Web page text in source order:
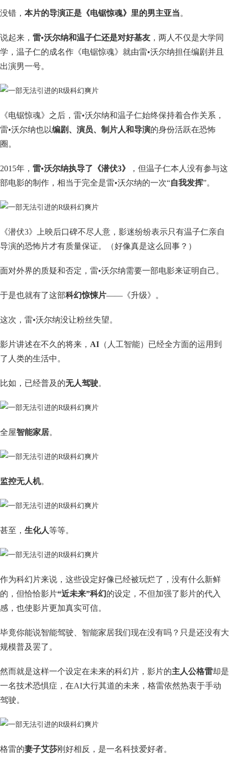
没错， 本片的导演正是《电锯惊魂》里的男主亚当。
说起来， 雷•沃尔纳和温子仁还是对好基友 ，两人不仅是大学同
学，温子仁的成名作《电锯惊魂》就由雷•沃尔纳担任编剧并且
出演男一号。
《电锯惊魂》之后，雷•沃尔纳和温子仁始终保持着合作关系，
雷•沃尔纳也以编剧、演员、制片人和导演的身份活跃在恐怖
圈。
2015年， 雷•沃尔纳执导了《潜伏3》
，但温子仁本人没有参与这
部电影的制作，相当于完全是雷•沃尔纳的一次“自我发挥”。
《潜伏3》上映后口碑不尽人意，影迷纷纷表示只有温子仁亲自
导演的恐怖片才有质量保证。（好像真是这么回事？）
面对外界的质疑和否定，雷•沃尔纳需要一部电影来证明自己。
于是也就有了这部科幻惊悚片——《升级》。
这次，雷•沃尔纳没让粉丝失望。
影片讲述在不久的将来， AI （人工智能）已经全方面的运用到
了人类的生活中。
比如，已经普及的无人驾驶。
全屋智能家居。
监控无人机。
甚至， 生化人等等。
作为科幻片来说，这些设定好像已经被玩烂了，没有什么新鲜
的，但恰恰影片“近未来”科幻的设定，不但加强了影片的代入
感，也使影片更加真实可信。
毕竟你能说智能驾驶、智能家居我们现在没有吗？只是还没有大
规模普及罢了。
然而就是这样一个设定在未来的科幻片，影片的主人公格雷却是
一名技术恐惧症，在AI大行其道的未来，格雷依然热衷于手动
驾驶。
格雷的妻子艾莎刚好相反，是一名科技爱好者。